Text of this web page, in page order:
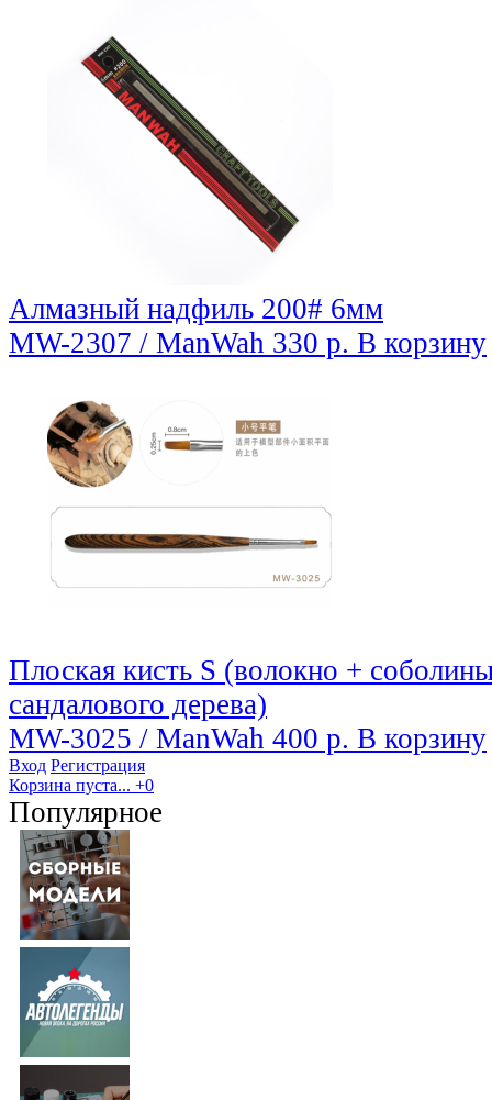
Алмазный надфиль 200# 6мм
MW-2307 / ManWah 330 р. В корзину
Плоская кисть S (волокно +
сандалового дерева)
MW-3025 / ManWah 400 р. В корзину
Вход Регистрация
Корзина пуста... +0
Популярное